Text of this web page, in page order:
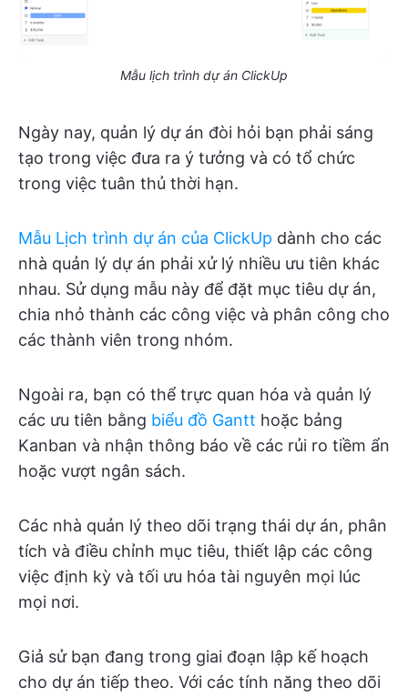
Mẫu lịch trình dự án ClickUp
Ngày nay, quản lý dự án đòi hỏi bạn phải sáng
tạo trong việc đưa ra ý tưởng và có tổ chức
trong việc tuân thủ thời hạn.
Mẫu Lịch trình dự án của ClickUp dành cho các
nhà quản lý dự án phải xử lý nhiều ưu tiên khác
nhau. Sử dụng mẫu này để đặt mục tiêu dự án,
chia nhỏ thành các công việc và phân công cho
các thành viên trong nhóm.
Ngoài ra, bạn có thể trực quan hóa và quản lý
các ưu tiên bằng biểu đồ Gantt hoặc bảng
Kanban và nhận thông báo về các rủi ro tiềm ẩn
hoặc vượt ngân sách.
Các nhà quản lý theo dõi trạng thái dự án, phân
tích và điều chỉnh mục tiêu, thiết lập các công
việc định kỳ và tối ưu hóa tài nguyên mọi lúc
mọi nơi.
Giả sử bạn đang trong giai đoạn lập kế hoạch
cho dự án tiếp theo. Với các tính năng theo dõi